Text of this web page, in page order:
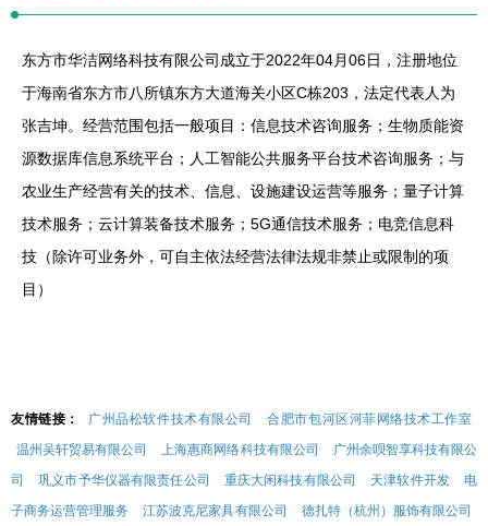
东方市华洁网络科技有限公司成立于2022年04月06日，注册地位
于海南省东方市八所镇东方大道海关小区C栋203，法定代表人为
张吉坤。经营范围包括一般项目：信息技术咨询服务；生物质能资
源数据库信息系统平台；人工智能公共服务平台技术咨询服务；与
农业生产经营有关的技术、信息、设施建设运营等服务；量子计算
技术服务；云计算装备技术服务；5G通信技术服务；电竞信息科
技（除许可业务外，可自主依法经营法律法规非禁止或限制的项
目）
友情链接： 广州品松软件技术有限公司
合肥市包河区河菲网络技术工作室
温州吴轩贸易有限公司
上海惠商网络科技有限公司
广州余呗智享科技有限公
司
巩义市予华仪器有限责任公司 重庆大闲科技有限公司 天津软件开发
电
子商务运营管理服务
江苏波克尼家具有限公司
德扎特（杭州）服饰有限公司